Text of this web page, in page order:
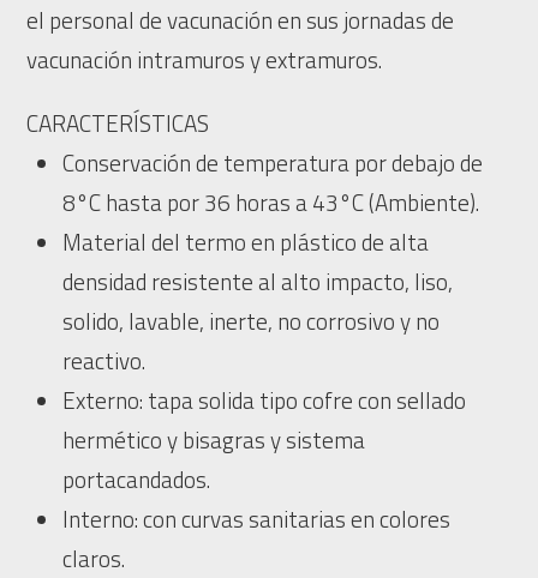
el personal de vacunación en sus jornadas de
vacunación intramuros y extramuros.
CARACTERÍSTICAS
Conservación de temperatura por debajo de
8°C hasta por 36 horas a 43°C (Ambiente).
Material del termo en plástico de alta
densidad resistente al alto impacto, liso,
solido, lavable, inerte, no corrosivo y no
reactivo.
Externo: tapa solida tipo cofre con sellado
hermético y bisagras y sistema
portacandados.
Interno: con curvas sanitarias en colores
claros.